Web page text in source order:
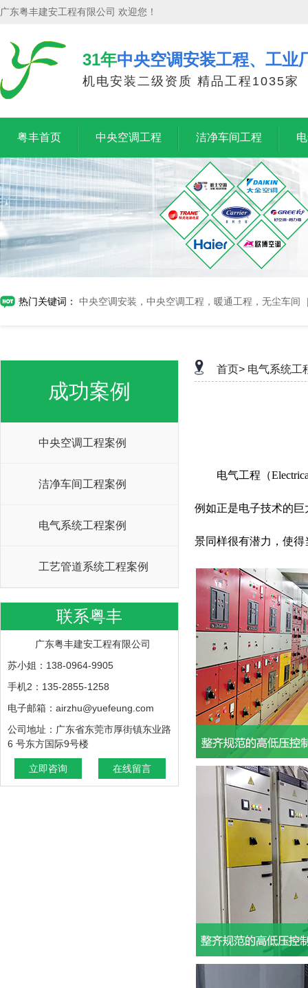
广东粤丰建安工程有限公司 欢迎您！
31年中央空调安装工程、工业
机电安装二级资质 精品工程1035家
粤丰首页 中央空调工程 洁净车间工程
热门关键词： 中央空调安装，中央空调工程，暖通工程，无尘车间
成功案例
中央空调工程案例
洁净车间工程案例
电气系统工程案例
工艺管道系统工程案例
联系粤丰
广东粤丰建安工程有限公司
苏小姐：138-0964-9905
手机2：135-2855-1258
电子邮箱：airzhu@yuefeung.com
公司地址：广东省东莞市厚街镇东业路
6 号东方国际9号楼
立即咨询 在线留言
首页> 电气系统工
电气工程（
例如正是电子技术的
景同样很有潜力，使